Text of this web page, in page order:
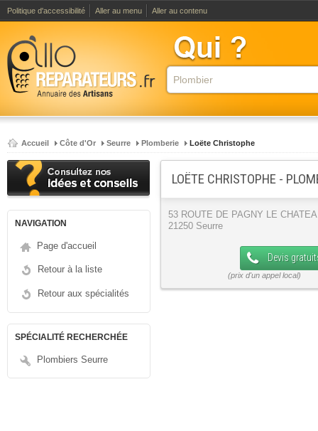
Politique d'accessibilité Aller au menu Aller au contenu
Accueil Côte d'Or Seurre Plomberie Loëte Christophe
NAVIGATION
Page d'accueil
Retour à la liste
Retour aux spécialités
SPÉCIALITÉ RECHERCHÉE
Plombiers Seurre
LOËTE CHRISTOPHE -
53 ROUTE DE PAGNY LE
21250 Seurre
Devis